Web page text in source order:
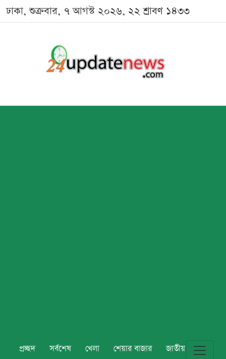
ঢাকা, শুক্রবার, ৭ আগস্ট ২০২৬, ২২ শ্রাবণ ১৪৩৩
প্রচ্ছদ সর্বশেষ খেলা শেয়ার বাজার জাতীয় বিশ্ব